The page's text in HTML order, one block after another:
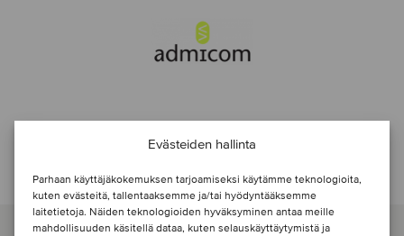
Evästeiden hallinta
Parhaan käyttäjäkokemuksen tarjoamiseksi käytämme teknologioita,
kuten evästeitä, tallentaaksemme ja/tai hyödyntääksemme
laitetietoja. Näiden teknologioiden hyväksyminen antaa meille
mahdollisuuden käsitellä dataa, kuten selauskäyttäytymistä ja
Ota yhteyttä transaktiotiimiin